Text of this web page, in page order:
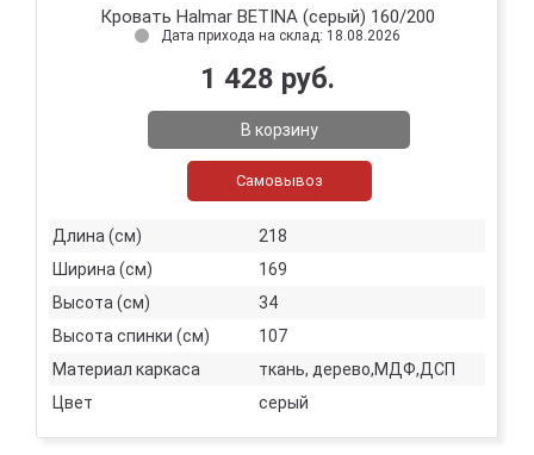
Кровать Halmar BETINA (серый) 160/200
Дата прихода на склад: 18.08.2026
1 428 руб.
В корзину
Самовывоз
Длина (см)
218
Ширина (см)
169
Высота (см)
34
Высота спинки (см)
107
Материал каркаса
ткань, дерево,МДФ,ДСП
Цвет
серый